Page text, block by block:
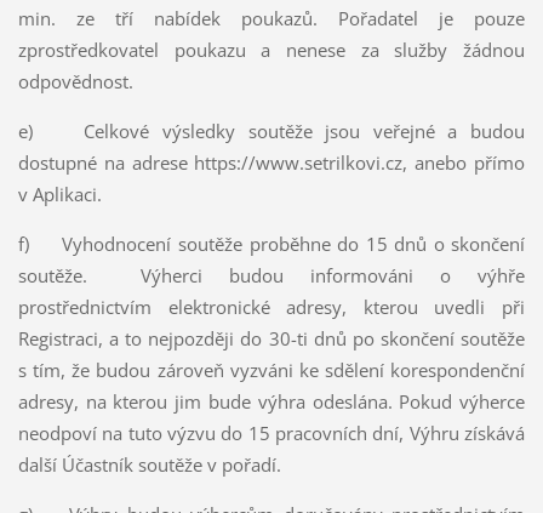
min. ze tří nabídek poukazů. Pořadatel je pouze
zprostředkovatel poukazu a nenese za služby žádnou
odpovědnost.
e) Celkové výsledky soutěže jsou veřejné a budou
dostupné na adrese https://www.setrilkovi.cz, anebo přímo
v Aplikaci.
f) Vyhodnocení soutěže proběhne do 15 dnů o skončení
soutěže. Výherci budou informováni o výhře
prostřednictvím elektronické adresy, kterou uvedli při
Registraci, a to nejpozději do 30-ti dnů po skončení soutěže
s tím, že budou zároveň vyzváni ke sdělení korespondenční
adresy, na kterou jim bude výhra odeslána. Pokud výherce
neodpoví na tuto výzvu do 15 pracovních dní, Výhru získává
další Účastník soutěže v pořadí.